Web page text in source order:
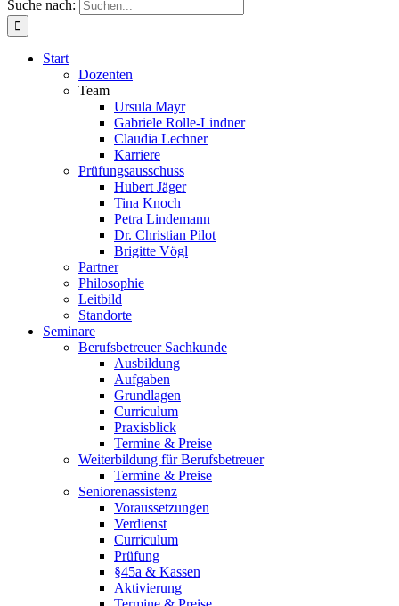
Suche nach:
Start
Dozenten
Team
Ursula Mayr
Gabriele Rolle-Lindner
Claudia Lechner
Karriere
Prüfungsausschuss
Hubert Jäger
Tina Knoch
Petra Lindemann
Dr. Christian Pilot
Brigitte Vögl
Partner
Philosophie
Leitbild
Standorte
Seminare
Berufsbetreuer Sachkunde
Ausbildung
Aufgaben
Grundlagen
Curriculum
Praxisblick
Termine & Preise
Weiterbildung für Berufsbetreuer
Termine & Preise
Seniorenassistenz
Voraussetzungen
Verdienst
Curriculum
Prüfung
§45a & Kassen
Aktivierung